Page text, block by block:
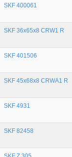
SKF 400061
SKF 36x65x8 CRW1 R
SKF 401506
SKF 45x68x8 CRWA1 R
SKF 4931
SKF 82458